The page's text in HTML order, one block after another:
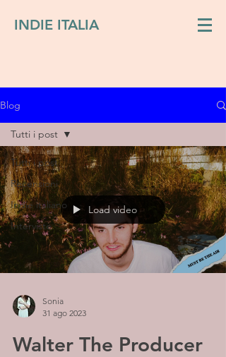
INDIE ITALIA
Blog
Tutti i post
Recensioni
Indie italiano
Interviste
Tutti i post
Load video
Sonia
31 ago 2023
Walter The Producer